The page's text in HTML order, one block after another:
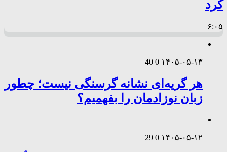
کرد
۶:۰۵
۱۴۰۵-۰۵-۱۳ 0
40
هر گریه‌ای نشانه گرسنگی نیست؛ چطور
زبان نوزادمان را بفهمیم؟
۱۴۰۵-۰۵-۱۲ 0
29